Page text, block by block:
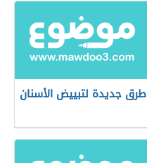
طرق جديدة لتبييض الأسنان